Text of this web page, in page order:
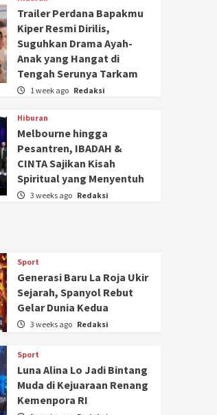
Trailer Perdana Bapakmu
Kiper Resmi Dirilis,
Suguhkan Drama Ayah-
Anak yang Hangat di
Tengah Serunya Tarkam
1 week ago Redaksi
Hiburan
Melbourne hingga
Pesantren, IBADAH &
CINTA Sajikan Kisah
Spiritual yang Menyentuh
3 weeks ago Redaksi
Sport
Generasi Baru La Roja Ukir
Sejarah, Spanyol Rebut
Gelar Dunia Kedua
3 weeks ago Redaksi
Sport
Luna Alina Lo Jadi Bintang
Muda di Kejuaraan Renang
Kemenpora RI